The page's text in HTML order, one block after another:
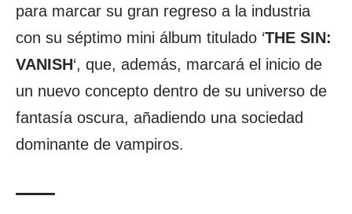
para marcar su gran regreso a la industria
con su séptimo mini álbum titulado ‘THE SIN:
VANISH‘, que, además, marcará el inicio de
un nuevo concepto dentro de su universo de
fantasía oscura, añadiendo una sociedad
dominante de vampiros.